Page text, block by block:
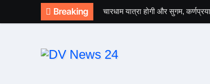
Breaking चारधाम यात्रा होगी और सुगम,